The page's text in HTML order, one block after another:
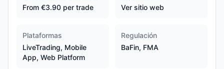
From €3.90 per trade
Ver sitio web
Plataformas
LiveTrading, Mobile
App, Web Platform
Regulación
BaFin, FMA